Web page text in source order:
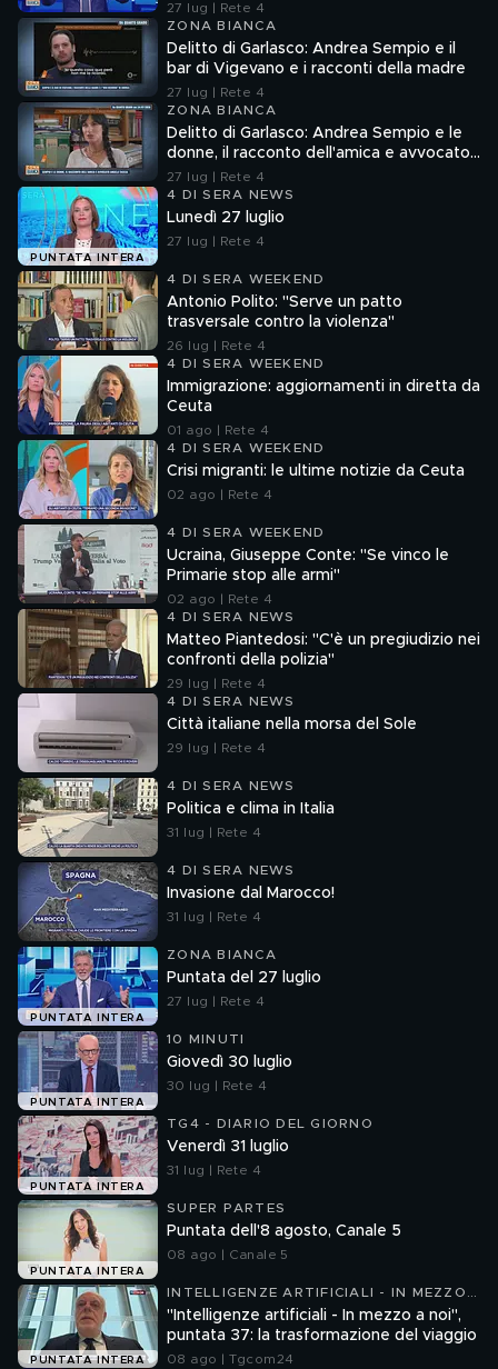
27 lug | Rete 4
ZONA BIANCA
Delitto di Garlasco: Andrea Sempio e il
bar di Vigevano e i racconti della madre
27 lug | Rete 4
ZONA BIANCA
Delitto di Garlasco: Andrea Sempio e le
donne, il racconto dell'amica e avvocato
Angela Taccia
27 lug | Rete 4
PUNTATA INTERA
4 DI SERA NEWS
Lunedì 27 luglio
27 lug | Rete 4
4 DI SERA WEEKEND
Antonio Polito: "Serve un patto
trasversale contro la violenza"
26 lug | Rete 4
4 DI SERA WEEKEND
Immigrazione: aggiornamenti in diretta da
Ceuta
01 ago | Rete 4
4 DI SERA WEEKEND
Crisi migranti: le ultime notizie da Ceuta
02 ago | Rete 4
4 DI SERA WEEKEND
Ucraina, Giuseppe Conte: "Se vinco le
Primarie stop alle armi"
02 ago | Rete 4
4 DI SERA NEWS
Matteo Piantedosi: "C'è un pregiudizio nei
confronti della polizia"
29 lug | Rete 4
4 DI SERA NEWS
Città italiane nella morsa del Sole
29 lug | Rete 4
4 DI SERA NEWS
Politica e clima in Italia
31 lug | Rete 4
4 DI SERA NEWS
Invasione dal Marocco!
31 lug | Rete 4
PUNTATA INTERA
ZONA BIANCA
Puntata del 27 luglio
27 lug | Rete 4
PUNTATA INTERA
10 MINUTI
Giovedì 30 luglio
30 lug | Rete 4
PUNTATA INTERA
TG4 - DIARIO DEL GIORNO
Venerdì 31 luglio
31 lug | Rete 4
PUNTATA INTERA
SUPER PARTES
Puntata dell'8 agosto, Canale 5
08 ago | Canale 5
PUNTATA INTERA
INTELLIGENZE ARTIFICIALI - IN MEZZO
A NOI
"Intelligenze artificiali - In mezzo a noi",
puntata 37: la trasformazione del viaggio
08 ago | Tgcom24